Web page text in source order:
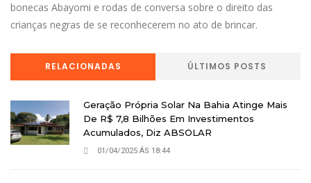
bonecas Abayomi e rodas de conversa sobre o direito das
crianças negras de se reconhecerem no ato de brincar.
RELACIONADAS ÚLTIMOS POSTS
Geração Própria Solar Na Bahia Atinge Mais
De R$ 7,8 Bilhões Em Investimentos
Acumulados, Diz ABSOLAR
01/04/2025 ÁS 18:44